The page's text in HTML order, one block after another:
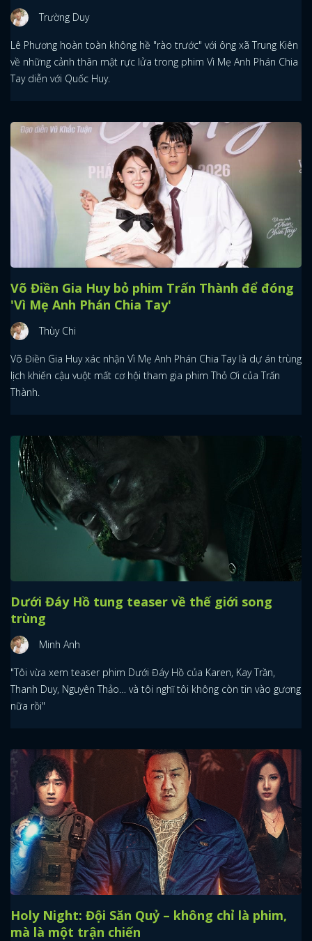
Trường Duy
Lê Phương hoàn toàn không hề "rào trước" với ông xã Trung Kiên
về những cảnh thân mật rực lửa trong phim Vì Mẹ Anh Phán Chia
Tay diễn với Quốc Huy.
Võ Điền Gia Huy bỏ phim Trấn Thành để đóng
'Vì Mẹ Anh Phán Chia Tay'
Thùy Chi
Võ Điền Gia Huy xác nhận Vì Mẹ Anh Phán Chia Tay là dự án trùng
lịch khiến cậu vuột mất cơ hội tham gia phim Thỏ Ơi của Trấn
Thành.
Dưới Đáy Hồ tung teaser về thế giới song
trùng
Minh Anh
"Tôi vừa xem teaser phim Dưới Đáy Hồ của Karen, Kay Trần,
Thanh Duy, Nguyên Thảo… và tôi nghĩ tôi không còn tin vào gương
nữa rồi"
Holy Night: Đội Săn Quỷ – không chỉ là phim,
mà là một trận chiến